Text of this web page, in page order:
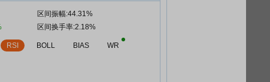
区间振幅:44.31%
区间换手率:2.18%
RSI BOLL BIAS
WR